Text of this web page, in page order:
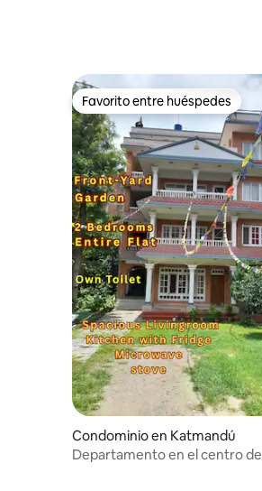
Favorito entre huéspedes
Favorito entre huéspedes
Condominio en Katmandú
Departamento en el centro de